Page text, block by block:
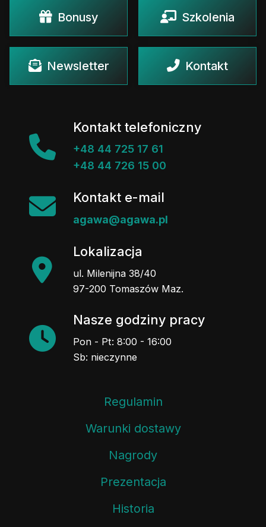
Bonusy Szkolenia
Newsletter Kontakt
Kontakt telefoniczny
+48 44 725 17 61
+48 44 726 15 00
Kontakt e-mail
agawa@agawa.pl
Lokalizacja
ul. Milenijna 38/40
97-200 Tomaszów Maz.
Nasze godziny pracy
Pon - Pt: 8:00 - 16:00
Sb: nieczynne
Regulamin
Warunki dostawy
Nagrody
Prezentacja
Historia